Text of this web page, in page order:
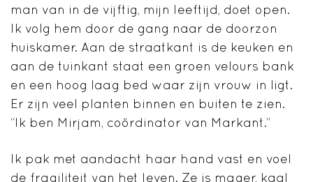
man van in de vijftig, mijn leeftijd, doet open.
Ik volg hem door de gang naar de doorzon
huiskamer. Aan de straatkant is de keuken en
aan de tuinkant staat een groen velours bank
en een hoog laag bed waar zijn vrouw in ligt.
Er zijn veel planten binnen en buiten te zien.
“Ik ben Mirjam, coördinator van Markant.”
Ik pak met aandacht haar hand vast en voel
de fragiliteit van het leven. Ze is mager, kaal